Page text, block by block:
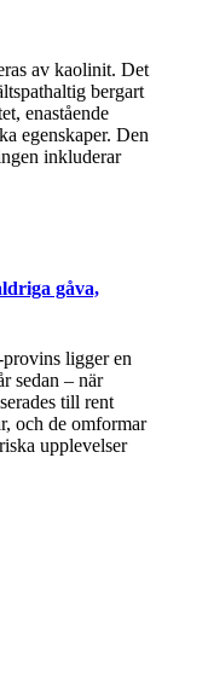
av kaolinit. Det
bergart
enastående
egenskaper. Den
inkluderar
gåva,
ligger en
sedan – när
till rent
och de omformar
upplevelser